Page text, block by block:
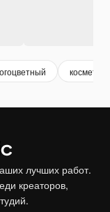
косметика
лучших работ.
креаторов,